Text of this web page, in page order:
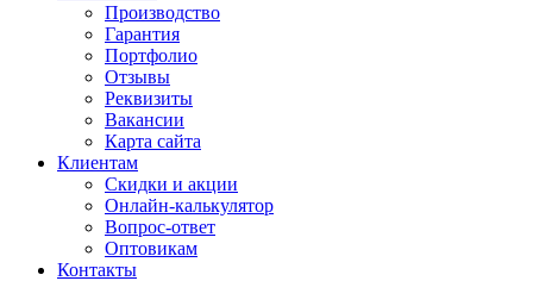
Производство
Гарантия
Портфолио
Отзывы
Реквизиты
Вакансии
Карта сайта
Клиентам
Скидки и акции
Онлайн-калькулятор
Вопрос-ответ
Оптовикам
Контакты